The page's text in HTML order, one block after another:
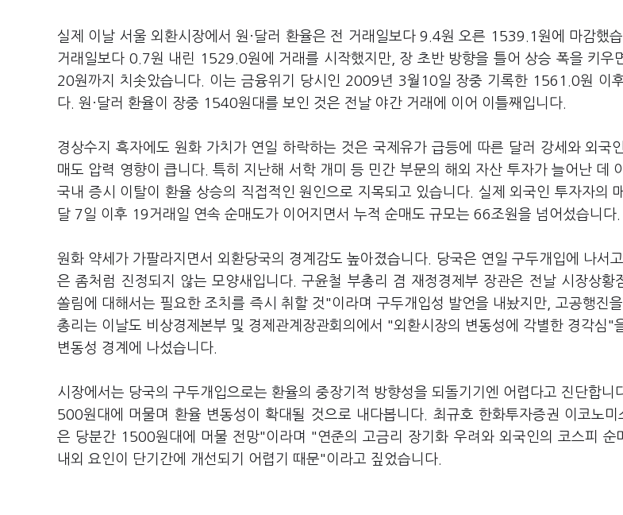
실제 이날 서울 외환시장에서 원·달러 환율은 전 거래일보다 9.4원 오른 1539.1원에 마감했
거래일보다 0.7원 내린 1529.0원에 거래를 시작했지만, 장 초반 방향을 틀어 상승 폭을 키우
20원까지 치솟았습니다. 이는 금융위기 당시인 2009년 3월10일 장중 기록한 1561.0원 이
다. 원·달러 환율이 장중 1540원대를 보인 것은 전날 야간 거래에 이어 이틀째입니다.
경상수지 흑자에도 원화 가치가 연일 하락하는 것은 국제유가 급등에 따른 달러 강세와 외국
매도 압력 영향이 큽니다. 특히 지난해 서학 개미 등 민간 부문의 해외 자산 투자가 늘어난 데
국내 증시 이탈이 환율 상승의 직접적인 원인으로 지목되고 있습니다. 실제 외국인 투자자의
달 7일 이후 19거래일 연속 순매도가 이어지면서 누적 순매도 규모는 66조원을 넘어섰습니다.
원화 약세가 가팔라지면서 외환당국의 경계감도 높아졌습니다. 당국은 연일 구두개입에 나서
은 좀처럼 진정되지 않는 모양새입니다. 구윤철 부총리 겸 재정경제부 장관은 전날 시장상황
쏠림에 대해서는 필요한 조치를 즉시 취할 것"이라며 구두개입성 발언을 내놨지만, 고공행진
총리는 이날도 비상경제본부 및 경제관계장관회의에서 "외환시장의 변동성에 각별한 경각심"
변동성 경계에 나섰습니다.
시장에서는 당국의 구두개입으로는 환율의 중장기적 방향성을 되돌기기엔 어렵다고 진단합니
500원대에 머물며 환율 변동성이 확대될 것으로 내다봅니다. 최규호 한화투자증권 이코노미
은 당분간 1500원대에 머물 전망"이라며 "연준의 고금리 장기화 우려와 외국인의 코스피 순
내외 요인이 단기간에 개선되기 어렵기 때문"이라고 짚었습니다.